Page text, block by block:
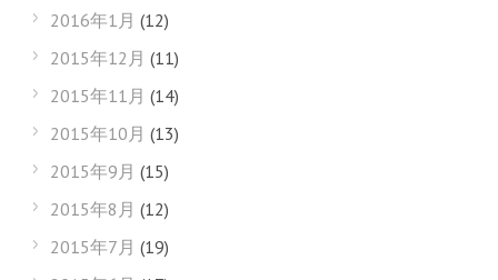
2016年1月 (12)
2015年12月 (11)
2015年11月 (14)
2015年10月 (13)
2015年9月 (15)
2015年8月 (12)
2015年7月 (19)